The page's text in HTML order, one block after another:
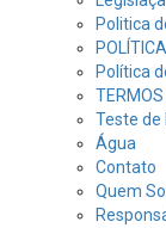
Politica
Política
TERMOS
Teste de
Água
Contato
Quem